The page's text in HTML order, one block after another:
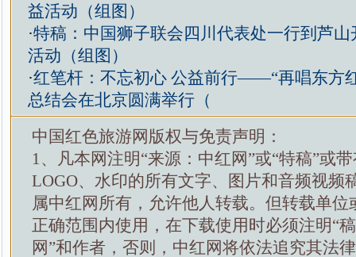
益活动（组图）
·特稿：中国狮子联会四川代表处一行到芦山
活动（组图）
·红笔杆：不忘初心 公益前行——“再唱东方
总结会在北京圆满举行（
中国红色旅游网版权与免责声明：
1、凡本网注明“来源：中红网”或“特稿”或
LOGO、水印的所有文字、图片和音频视频
属中红网所有，允许他人转载。但转载单位
正确范围内使用，在下载使用时必须注明“
网”和作者，否则，中红网将依法追究其法